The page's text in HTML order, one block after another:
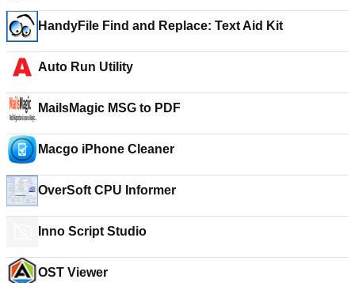
HandyFile Find and Replace: Text Aid Kit
Auto Run Utility
MailsMagic MSG to PDF
Macgo iPhone Cleaner
OverSoft CPU Informer
Inno Script Studio
OST Viewer